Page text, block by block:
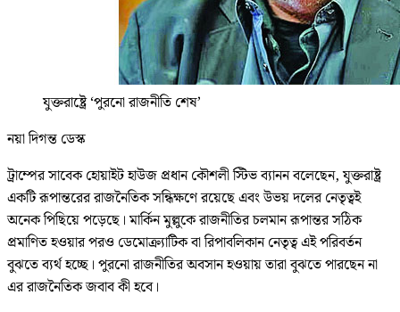
যুক্তরাষ্ট্রে ‘পুরনো রাজনীতি শেষ’
নয়া দিগন্ত ডেস্ক
ট্রাম্পের সাবেক হোয়াইট হাউজ প্রধান কৌশলী স্টিভ ব্যানন বলেছেন, যুক্তরাষ্ট্র
একটি রূপান্তরের রাজনৈতিক সন্ধিক্ষণে রয়েছে এবং উভয় দলের নেতৃত্বই
অনেক পিছিয়ে পড়েছে। মার্কিন মুল্লুকে রাজনীতির চলমান রূপান্তর সঠিক
প্রমাণিত হওয়ার পরও ডেমোক্র্যাটিক বা রিপাবলিকান নেতৃত্ব এই পরিবর্তন
বুঝতে ব্যর্থ হচ্ছে। পুরনো রাজনীতির অবসান হওয়ায় তারা বুঝতে পারছেন না
এর রাজনৈতিক জবাব কী হবে।